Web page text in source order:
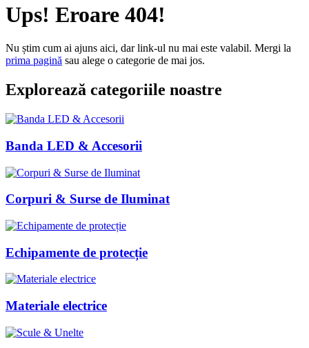
Ups! Eroare 404!
Nu știm cum ai ajuns aici, dar link-ul nu mai este valabil. Mergi la
prima pagină sau alege o categorie de mai jos.
Explorează categoriile noastre
Banda LED & Accesorii
Corpuri & Surse de Iluminat
Echipamente de protecție
Materiale electrice